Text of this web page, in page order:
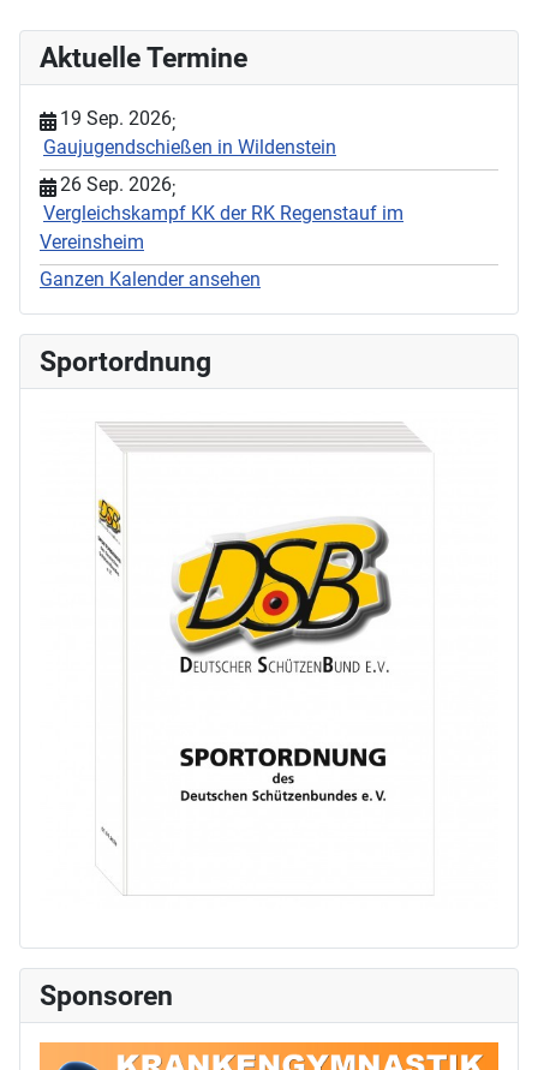
Aktuelle Termine
19 Sep. 2026;
Gaujugendschießen in Wildenstein
26 Sep. 2026;
Vergleichskampf KK der RK Regenstauf im
Vereinsheim
Ganzen Kalender ansehen
Sportordnung
Sponsoren